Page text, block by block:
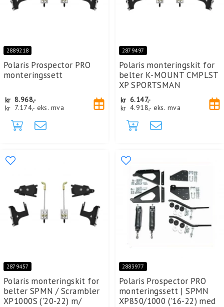
2889218
Polaris Prospector PRO
monteringssett
kr 8.968,-
kr 7.174,- eks. mva
2879497
Polaris monteringskit for
belter K-MOUNT CMPLST
XP SPORTSMAN
kr 6.147,-
kr 4.918,- eks. mva
2879457
Polaris monteringskit for
belter SPMN / Scrambler
XP1000S ('20-22) m/
2883977
Polaris Prospector PRO
monteringssett | SPMN
XP850/1000 ('16-22) med